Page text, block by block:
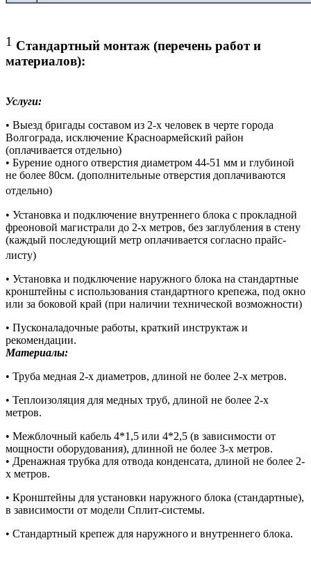
1 Стандартный монтаж (перечень работ и
материалов):
Услуги:
• Выезд бригады составом из 2-х человек в черте города
Волгограда, исключение Красноармейский район
(оплачивается отдельно)
• Бурение одного отверстия диаметром 44-51 мм и глубиной
не более 80см. (дополнительные отверстия доплачиваются
отдельно)
• Установка и подключение внутреннего блока с прокладной
фреоновой магистрали до 2-х метров, без заглубления в стену
(каждый последующий метр оплачивается согласно прайс-
листу)
• Установка и подключение наружного блока на стандартные
кронштейны с использования стандартного крепежа, под окно
или за боковой край (при наличии технической возможности)
• Пусконаладочные работы, краткий инструктаж и
рекомендации.
Материалы:
• Труба медная 2-х диаметров, длиной не более 2-х метров.
• Теплоизоляция для медных труб, длиной не более 2-х
метров.
• Межблочный кабель 4*1,5 или 4*2,5 (в зависимости от
мощности оборудования), длинной не более 3-х метров.
• Дренажная трубка для отвода конденсата, длиной не более 2-
х метров.
• Кронштейны для установки наружного блока (стандартные),
в зависимости от модели Сплит-системы.
• Стандартный крепеж для наружного и внутреннего блока.